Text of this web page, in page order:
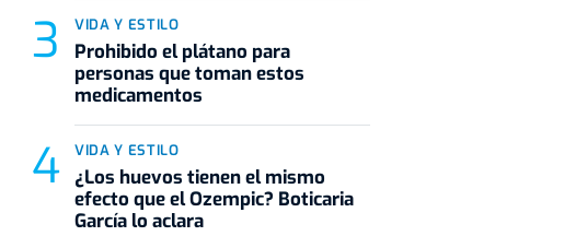
VIDA Y ESTILO
Prohibido el plátano para
personas que toman estos
medicamentos
VIDA Y ESTILO
¿Los huevos tienen el mismo
efecto que el Ozempic? Boticaria
García lo aclara